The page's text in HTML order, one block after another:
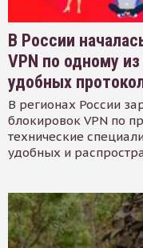
В России
VPN по одному
удобных
В регионах России
блокировок VPN по
технические
удобных и